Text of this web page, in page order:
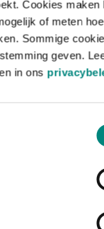
Cookies maken
of meten hoe
Sommige
geven.
in ons